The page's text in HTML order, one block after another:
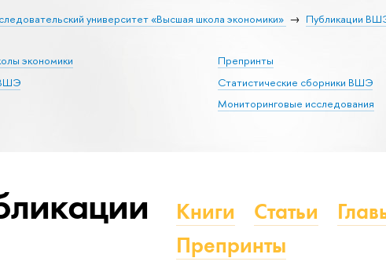
университет «Высшая школа экономики» Публикации
экономики
Препринты
Статистические сборники ВШЭ
Мониторинговые исследования
Книги Статьи
Препринты